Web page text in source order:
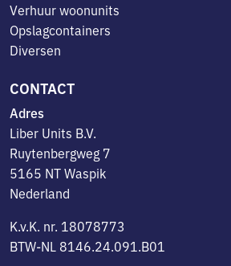
Verhuur woonunits
Opslagcontainers
Diversen
CONTACT
Adres
Liber Units B.V.
Ruytenbergweg 7
5165 NT Waspik
Nederland
K.v.K. nr. 18078773
BTW-NL 8146.24.091.B01